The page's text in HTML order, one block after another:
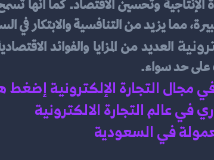
مما يزيد من التنافسية والابتكار في
على حد سواء.
مجال التجارة الإلكترونية إضغط
عالم التجارة الالكترونية
في السعودية